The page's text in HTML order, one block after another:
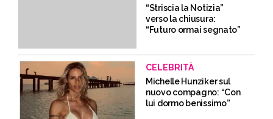
“Striscia la Notizia”
verso la chiusura:
“Futuro ormai segnato”
CELEBRITÀ
Michelle Hunziker sul
nuovo compagno: “Con
lui dormo benissimo”